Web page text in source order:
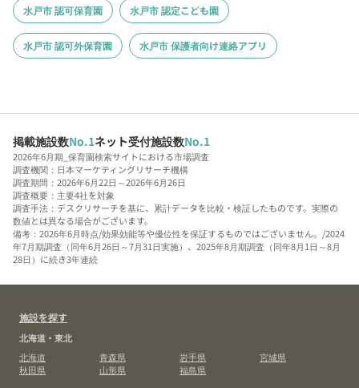
水戸市 認可保育園 水戸市 認定こども園
水戸市 認可外保育園 水戸市 保護者向け連絡アプリ
掲載施設数No.1ネット受付施設数No.1
2026年6月期_保育園検索サイトにおける市場調査
調査機関：日本マーケティングリサーチ機構
調査期間：2026年6月22日～2026年6月26日
調査概要：主要4社を対象
調査手法：デスクリサーチを基に、累計データを比較・検証したものです。実際の
数値とは異なる場合がございます。
備考：2026年6月時点/効果効能等や優位性を保証するものではございません。/2024
年7月期調査（同年6月26日～7月31日実施）、2025年8月期調査（同年8月1日～8月
28日）に続き3年連続
施設を探す
北海道・東北
北海道
青森県 岩手県
宮城県
秋田県
山形県
福島県